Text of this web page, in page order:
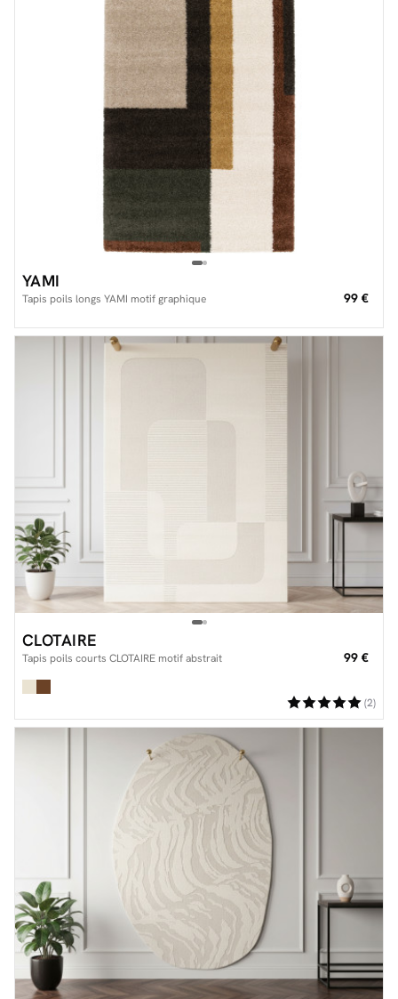
YAMI
Tapis poils longs YAMI motif graphique 99 €
CLOTAIRE
Tapis poils courts CLOTAIRE motif abstrait 99 €
(2)